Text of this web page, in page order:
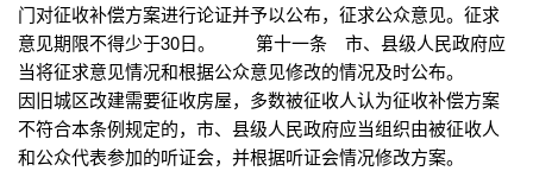
门对征收补偿方案进行论证并予以公布，征求公众意见。征求
意见期限不得少于30日。 第十一条 市、县级人民政府应
当将征求意见情况和根据公众意见修改的情况及时公布。
因旧城区改建需要征收房屋，多数被征收人认为征收补偿方案
不符合本条例规定的，市、县级人民政府应当组织由被征收人
和公众代表参加的听证会，并根据听证会情况修改方案。